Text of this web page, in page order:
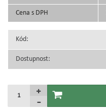
Cena s DPH
Kód:
Dostupnost: